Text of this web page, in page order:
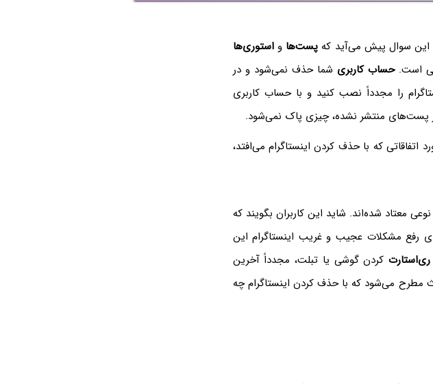
سوال پیش می‌آید که پست‌ها واستوری‌ها
است.حساب کاربری شما حذف نمی‌شود و در
را مجدداً نصب کنید و با حساب کاربری
منتشر نشده، چیزی پاک نمی‌شود.
که با حذف کردن اینستاگرام می‌افتد،
معتاد شده‌اند. شاید این کاربران بگویند که
رفع مشکلات عجیب و غریب اینستاگرام این
ری‌استارت کردن گوشی یا تبلت، مجدداً آخرین
مطرح می‌شود که با حذف کردن اینستاگرام چه